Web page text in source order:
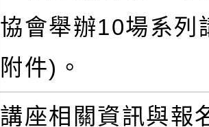
協會舉辦10場系列
附件)。
講座相關資訊與報